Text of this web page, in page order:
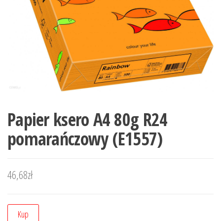
Papier ksero A4 80g R24
pomarańczowy (E1557)
46,68zł
Kup